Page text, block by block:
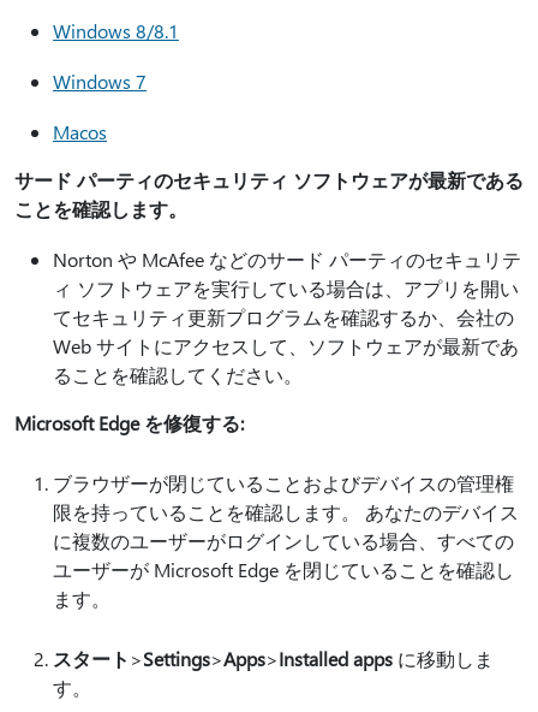
Windows 8/8.1
Windows 7
Macos
サード パーティのセキュリティ ソフトウェアが最新である
ことを確認します。
Norton や McAfee などのサード パーティのセキュリテ
ィ ソフトウェアを実行している場合は、アプリを開い
てセキュリティ更新プログラムを確認するか、会社の
Web サイトにアクセスして、ソフトウェアが最新であ
ることを確認してください。
Microsoft Edge を修復する:
ブラウザーが閉じていることおよびデバイスの管理権
限を持っていることを確認します。 あなたのデバイス
に複数のユーザーがログインしている場合、すべての
ユーザーが Microsoft Edge を閉じていることを確認し
ます。
スタート >Settings>Apps>Installed apps に移動しま
す。